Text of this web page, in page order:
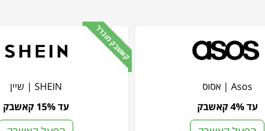
Asos | אסוס
עד 4% קאשבק
קאשבק מוגדל
SHEIN | שיין
עד 15% קאשבק